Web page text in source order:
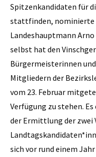
Spitzenkandidaten für
stattfinden, nominierte
Landeshauptmann
selbst hat den
Bürgermeisterinnen
Mitgliedern der
vom 23. Februar
Verfügung zu stehen.
der Ermittlung der zwei
sich vor rund einem